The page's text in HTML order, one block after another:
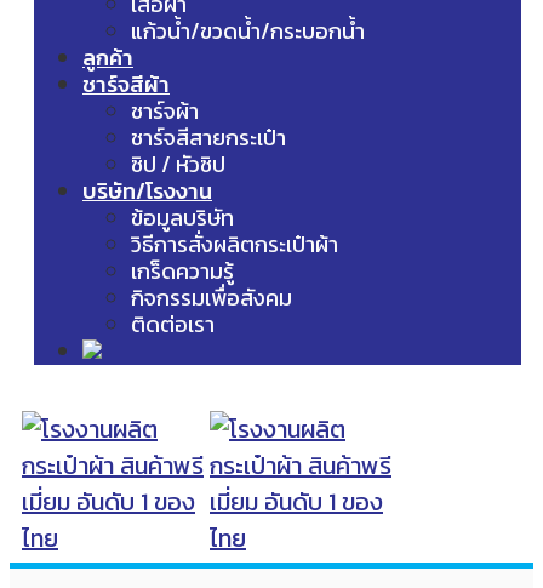
แก้วน้ำ/ขวดน้ำ/กระบอกน้ำ
ลูกค้า
ชาร์จสีผ้า
ชาร์จผ้า
ชาร์จสีสายกระเป๋า
ซิป / หัวซิป
บริษัท/โรงงาน
ข้อมูลบริษัท
วิธีการสั่งผลิตกระเป๋าผ้า
เกร็ดความรู้
กิจกรรมเพื่อสังคม
ติดต่อเรา